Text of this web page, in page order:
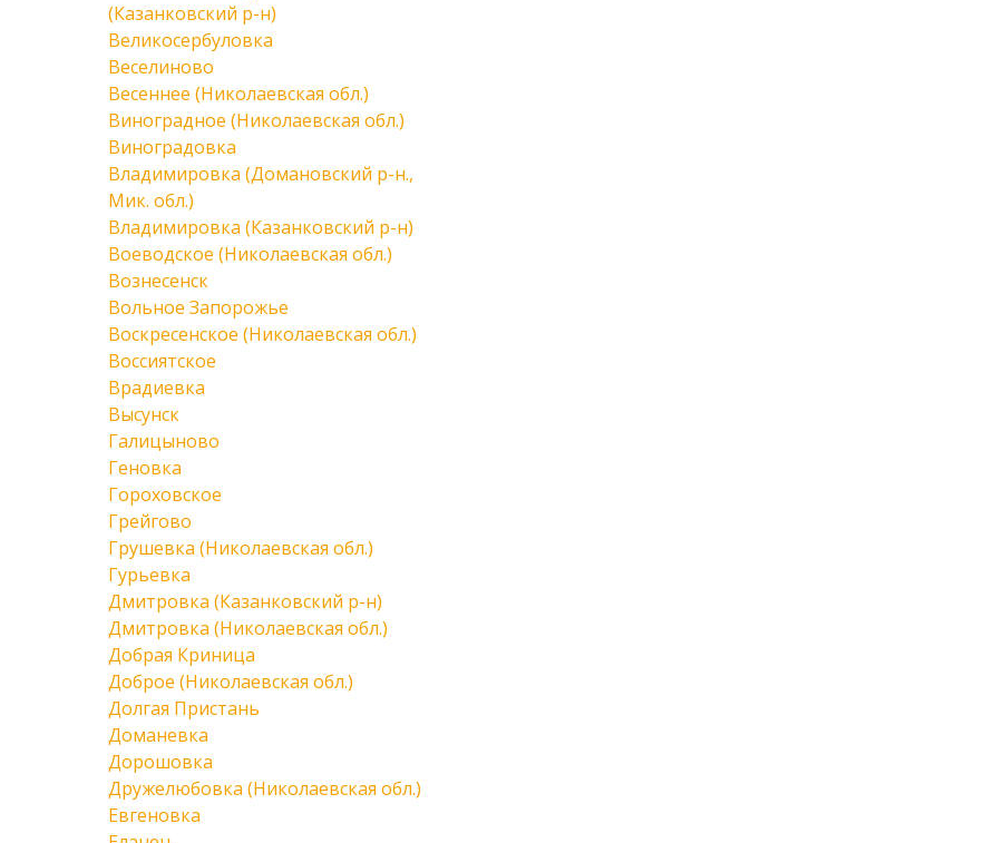
(Казанковский р-н)
Великосербуловка
Веселиново
Весеннее (Николаевская обл.)
Виноградное (Николаевская обл.)
Виноградовка
Владимировка (Домановский р-н.,
Мик. обл.)
Владимировка (Казанковский р-н)
Воеводское (Николаевская обл.)
Вознесенск
Вольное Запорожье
Воскресенское (Николаевская обл.)
Воссиятское
Врадиевка
Высунск
Галицыново
Геновка
Гороховское
Грейгово
Грушевка (Николаевская обл.)
Гурьевка
Дмитровка (Казанковский р-н)
Дмитровка (Николаевская обл.)
Добрая Криница
Доброе (Николаевская обл.)
Долгая Пристань
Доманевка
Дорошовка
Дружелюбовка (Николаевская обл.)
Евгеновка